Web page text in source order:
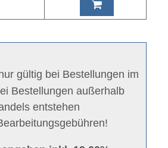
gültig bei Bestellungen im
Bestellungen außerhalb
entstehen